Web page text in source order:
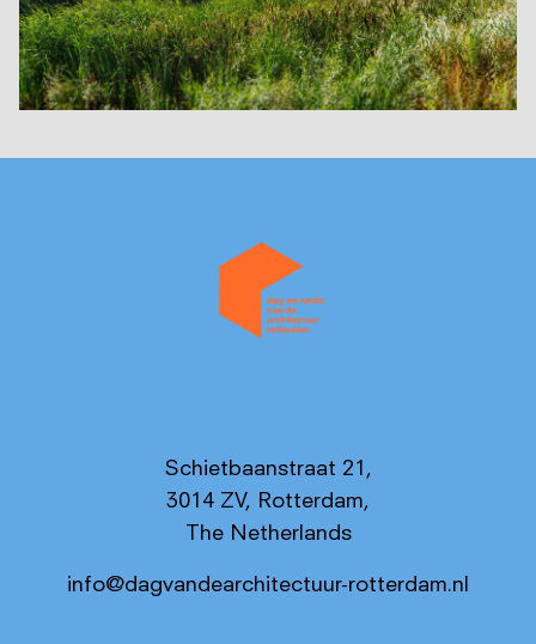
Schietbaanstraat 21,
3014 ZV, Rotterdam,
The Netherlands
info@dagvandearchitectuur-rotterdam.nl